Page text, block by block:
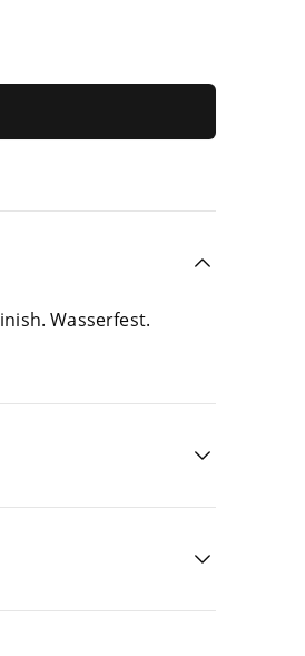
Was­ser­fest.